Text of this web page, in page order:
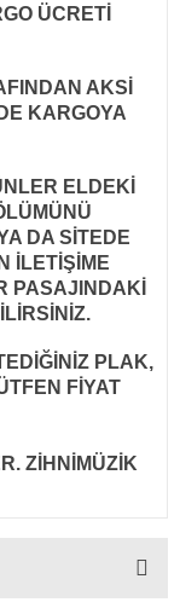
ÜCRETİ
AKSİ
KARGOYA
ELDEKİ
DA SİTEDE
İLETİŞİME
PASAJINDAKİ
PLAK,
FİYAT
ZİHNİMÜZİK